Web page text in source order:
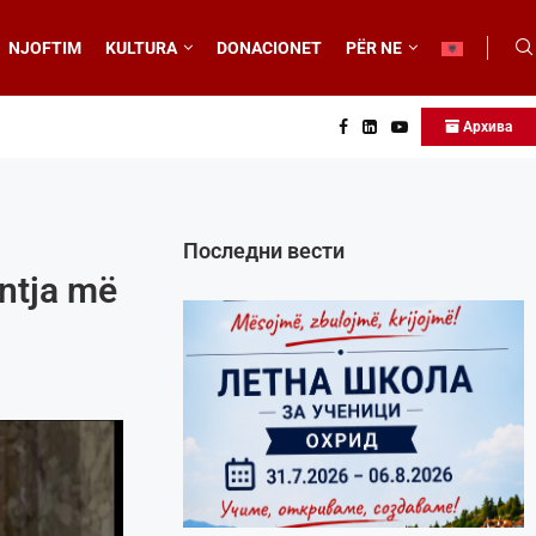
NJOFTIM KULTURA DONACIONET PËR NE
Архива
më
Последни вести